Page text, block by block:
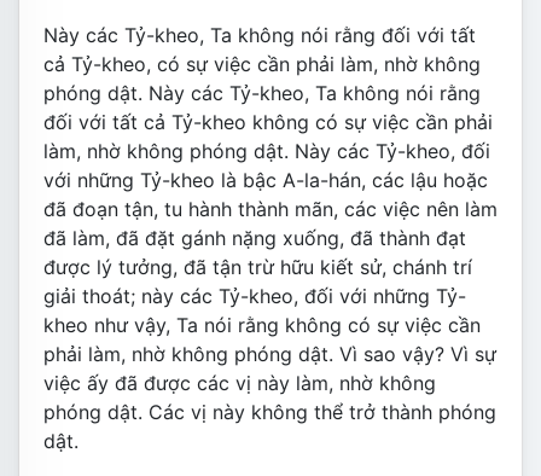
Này các Tỷ-kheo, Ta không nói rằng đối với tất
cả Tỷ-kheo, có sự việc cần phải làm, nhờ không
phóng dật. Này các Tỷ-kheo, Ta không nói rằng
đối với tất cả Tỷ-kheo không có sự việc cần phải
làm, nhờ không phóng dật. Này các Tỷ-kheo, đối
với những Tỷ-kheo là bậc A-la-hán, các lậu hoặc
đã đoạn tận, tu hành thành mãn, các việc nên làm
đã làm, đã đặt gánh nặng xuống, đã thành đạt
được lý tưởng, đã tận trừ hữu kiết sử, chánh trí
giải thoát; này các Tỷ-kheo, đối với những Tỷ-
kheo như vậy, Ta nói rằng không có sự việc cần
phải làm, nhờ không phóng dật. Vì sao vậy? Vì sự
việc ấy đã được các vị này làm, nhờ không
phóng dật. Các vị này không thể trở thành phóng
dật.